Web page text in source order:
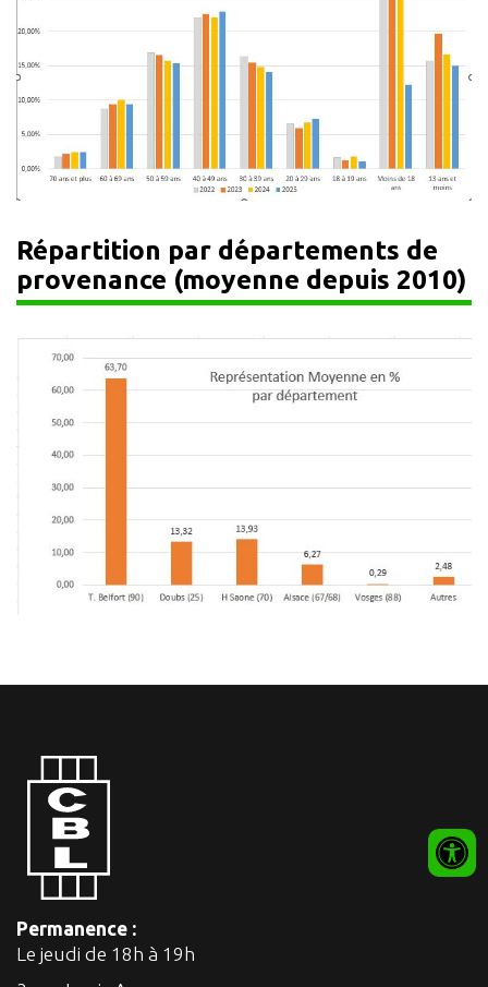
Répartition par départements de
provenance (moyenne depuis 2010)
Permanence :
Le jeudi de 18h à 19h